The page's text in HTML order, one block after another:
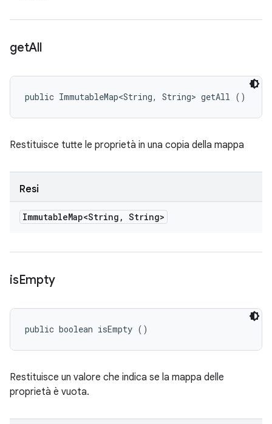
getAll
public ImmutableMap<String, String> getAll ()
Restituisce tutte le proprietà in una copia della mappa
Resi
ImmutableMap<String , String>
isEmpty
public boolean isEmpty ()
Restituisce un valore che indica se la mappa delle
proprietà è vuota.